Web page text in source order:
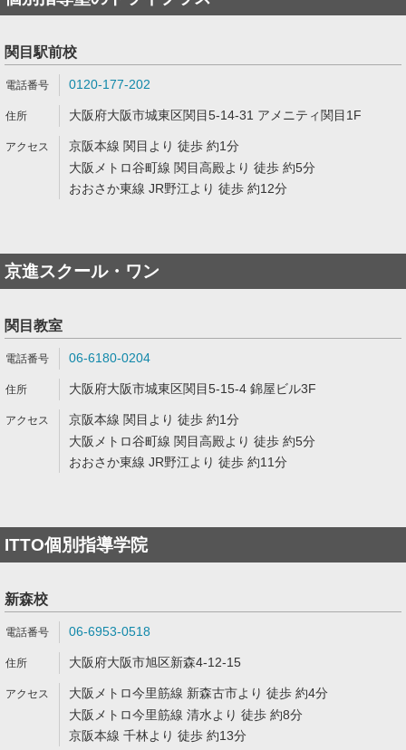
関目駅前校
0120-177-202
大阪府大阪市城東区関目5-14-31 アメニティ関目1F
京阪本線 関目より 徒歩 約1分
大阪メトロ谷町線 関目高殿より 徒歩 約5分
おおさか東線 JR野江より 徒歩 約12分
京進スクール・ワン
関目教室
06-6180-0204
大阪府大阪市城東区関目5-15-4 錦屋ビル3F
京阪本線 関目より 徒歩 約1分
大阪メトロ谷町線 関目高殿より 徒歩 約5分
おおさか東線 JR野江より 徒歩 約11分
ITTO個別指導学院
新森校
06-6953-0518
大阪府大阪市旭区新森4-12-15
大阪メトロ今里筋線 新森古市より 徒歩 約4分
大阪メトロ今里筋線 清水より 徒歩 約8分
京阪本線 千林より 徒歩 約13分